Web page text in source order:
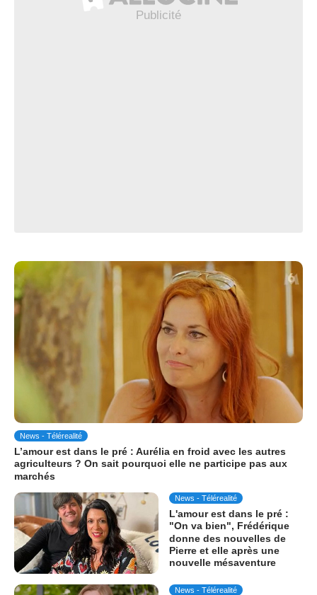
News - Télérealité
L’amour est dans le pré : Aurélia en froid avec les autres
agriculteurs ? On sait pourquoi elle ne participe pas aux
marchés
News - Télérealité
L'amour est dans le pré :
"On va bien", Frédérique
donne des nouvelles de
Pierre et elle après une
nouvelle mésaventure
News - Télérealité